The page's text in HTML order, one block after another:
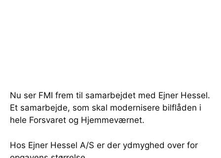
Nu ser FMI frem til samarbejdet med Ejner Hessel.
Et samarbejde, som skal modernisere bilflåden i
hele Forsvaret og Hjemmeværnet.
Hos Ejner Hessel A/S er der ydmyghed over for